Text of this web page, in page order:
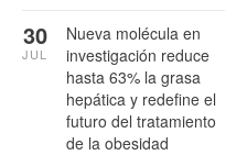
Nueva molécula en
investigación reduce
hasta 63% la grasa
hepática y redefine el
futuro del tratamiento
de la obesidad
30
JUL